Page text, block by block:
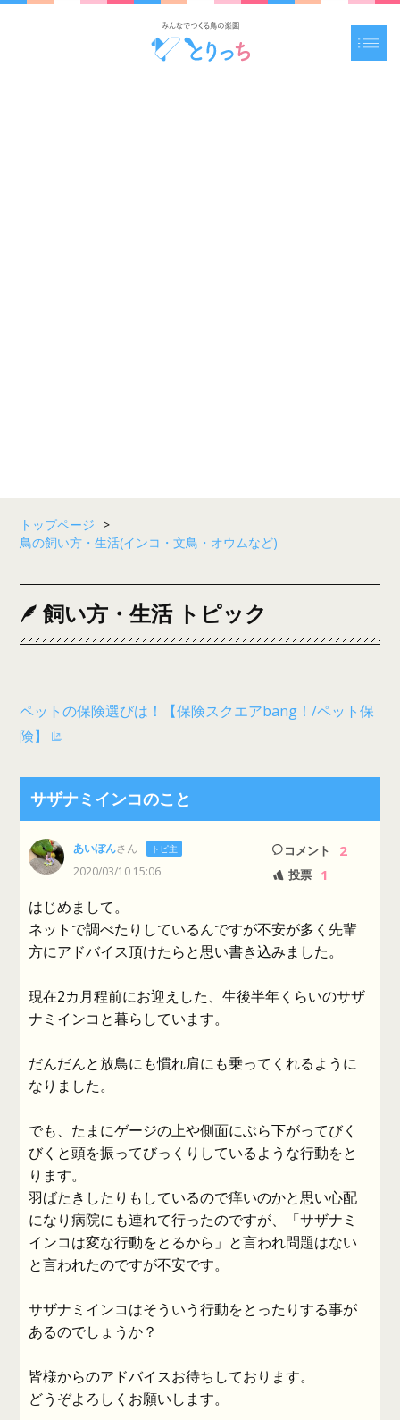
トップページ >
鳥の飼い方・生活(インコ・文鳥・オウムなど)
飼い方・生活 トピック
ペットの保険選びは！【保険スクエアbang！/ペット保
険】
サザナミインコのこと
あいぼんさん トピ主
2020/03/10 15:06
コメント 2
投票 1
はじめまして。
ネットで調べたりしているんですが不安が多く先輩
方にアドバイス頂けたらと思い書き込みました。
現在2カ月程前にお迎えした、生後半年くらいのサザ
ナミインコと暮らしています。
だんだんと放鳥にも慣れ肩にも乗ってくれるように
なりました。
でも、たまにゲージの上や側面にぶら下がってびく
びくと頭を振ってびっくりしているような行動をと
ります。
羽ばたきしたりもしているので痒いのかと思い心配
になり病院にも連れて行ったのですが、「サザナミ
インコは変な行動をとるから」と言われ問題はない
と言われたのですが不安です。
サザナミインコはそういう行動をとったりする事が
あるのでしょうか？
皆様からのアドバイスお待ちしております。
どうぞよろしくお願いします。